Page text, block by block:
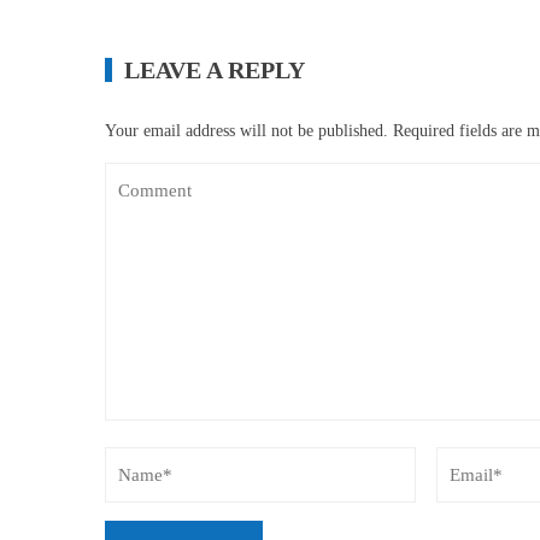
LEAVE A REPLY
Your email address will not be published. Required fields are